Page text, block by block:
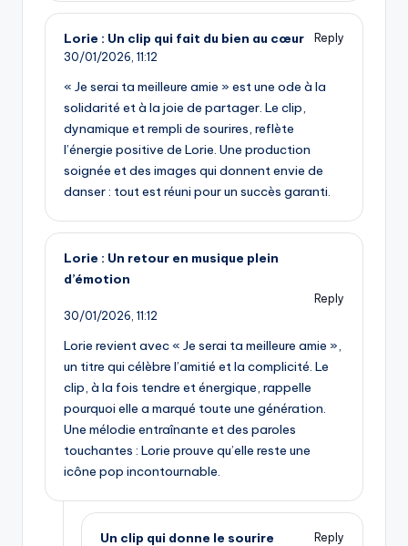
Lorie : Un clip qui fait du bien au cœur
Reply
30/01/2026, 11:12
« Je serai ta meilleure amie » est une ode à la
solidarité et à la joie de partager. Le clip,
dynamique et rempli de sourires, reflète
l’énergie positive de Lorie. Une production
soignée et des images qui donnent envie de
danser : tout est réuni pour un succès garanti.
Lorie : Un retour en musique plein
d’émotion
Reply
30/01/2026, 11:12
Lorie revient avec « Je serai ta meilleure amie »,
un titre qui célèbre l’amitié et la complicité. Le
clip, à la fois tendre et énergique, rappelle
pourquoi elle a marqué toute une génération.
Une mélodie entraînante et des paroles
touchantes : Lorie prouve qu’elle reste une
icône pop incontournable.
Un clip qui donne le sourire Reply